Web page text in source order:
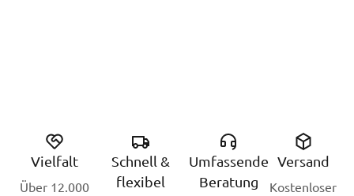
Vielfalt
Über 12.000
Schnell &
flexibel
Umfassende
Beratung
Versand
Kostenloser